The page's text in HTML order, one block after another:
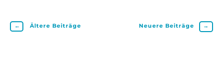
← Ältere Beiträge Neuere Beiträge →